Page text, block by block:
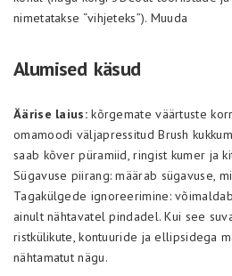
nimetatakse “vihjeteks”). Muuda
Alumised käsud
Äärise laius:kõrgemate väärtuste
omamoodi väljapressitud Brush
saab kõver püramiid, ringist kumer ja
Sügavuse piirang: määrab sügavuse,
Tagakülgede ignoreerimine:
ainult nähtavatel pindadel. Kui see
ristkülikute, kontuuride ja ellipsidega
nähtamatut nägu.